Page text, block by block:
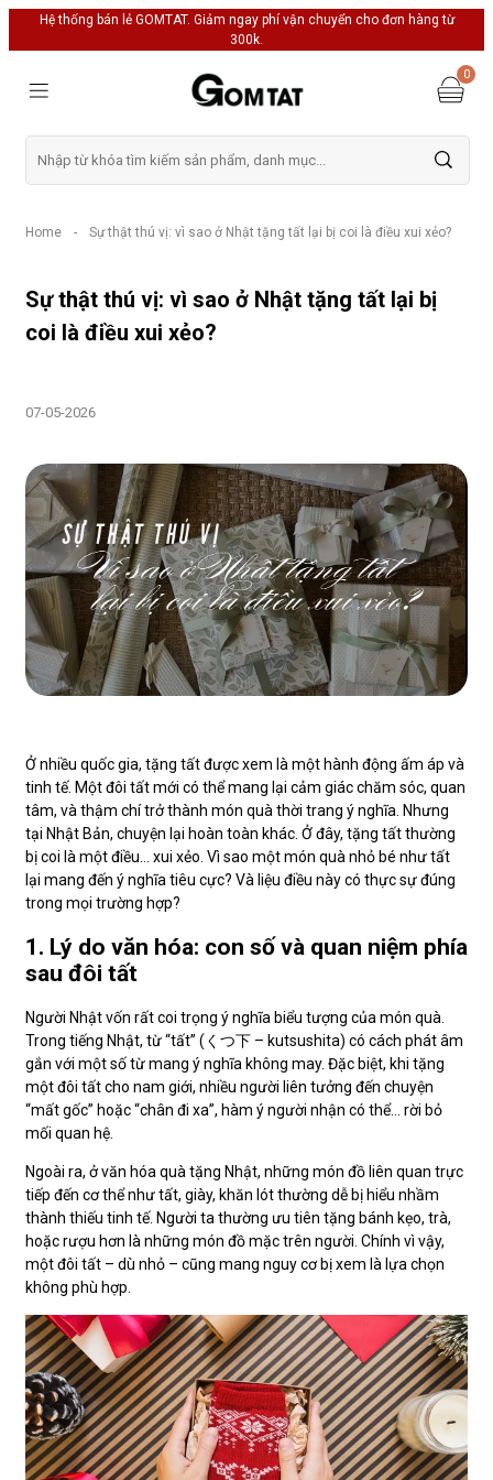
Hệ thống bán lẻ GOMTAT. Giảm ngay phí vận chuyển cho đơn hàng từ
300k.
0
Home - Sự thật thú vị: vì sao ở Nhật tặng tất lại bị coi là điều xui xẻo?
Sự thật thú vị: vì sao ở Nhật tặng tất lại bị
coi là điều xui xẻo?
07-05-2026
Ở nhiều quốc gia, tặng tất được xem là một hành động ấm áp và
tinh tế. Một đôi tất mới có thể mang lại cảm giác chăm sóc, quan
tâm, và thậm chí trở thành món quà thời trang ý nghĩa. Nhưng
tại Nhật Bản, chuyện lại hoàn toàn khác. Ở đây, tặng tất thường
bị coi là một điều… xui xẻo. Vì sao một món quà nhỏ bé như tất
lại mang đến ý nghĩa tiêu cực? Và liệu điều này có thực sự đúng
trong mọi trường hợp?
1. Lý do văn hóa: con số và quan niệm phía
sau đôi tất
Người Nhật vốn rất coi trọng ý nghĩa biểu tượng của món quà.
Trong tiếng Nhật, từ “tất” (くつ下 – kutsushita) có cách phát âm
gắn với một số từ mang ý nghĩa không may. Đặc biệt, khi tặng
một đôi tất cho nam giới, nhiều người liên tưởng đến chuyện
“mất gốc” hoặc “chân đi xa”, hàm ý người nhận có thể… rời bỏ
mối quan hệ.
Ngoài ra, ở văn hóa quà tặng Nhật, những món đồ liên quan trực
tiếp đến cơ thể như tất, giày, khăn lót thường dễ bị hiểu nhầm
thành thiếu tinh tế. Người ta thường ưu tiên tặng bánh kẹo, trà,
hoặc rượu hơn là những món đồ mặc trên người. Chính vì vậy,
một đôi tất – dù nhỏ – cũng mang nguy cơ bị xem là lựa chọn
không phù hợp.